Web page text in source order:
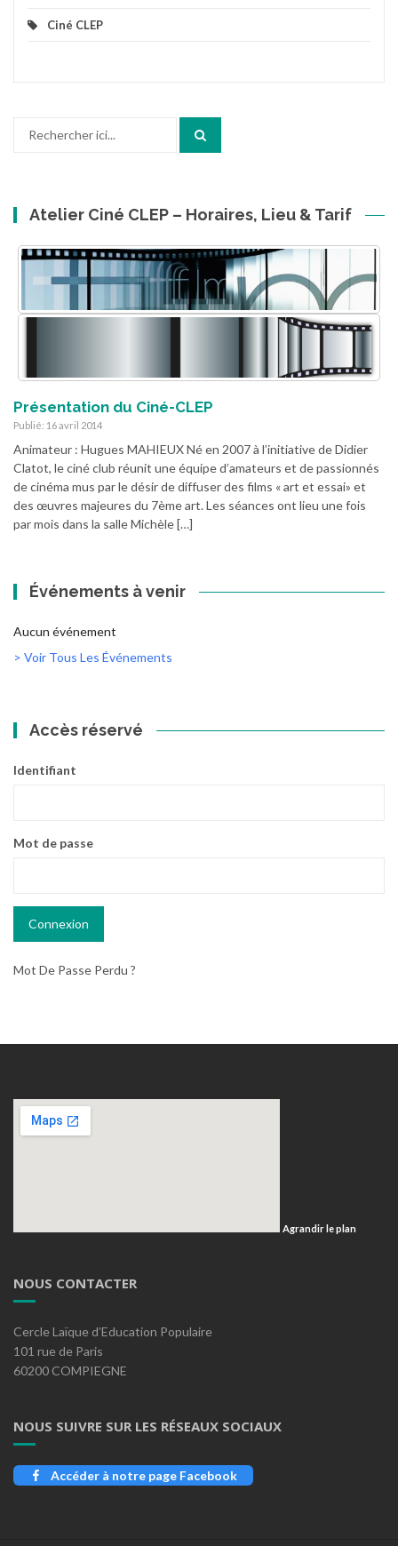
Ciné CLEP
Atelier Ciné CLEP – Horaires, Lieu & Tarif
Présentation du Ciné-CLEP
Publié: 16 avril 2014
Animateur : Hugues MAHIEUX Né en 2007 à l’initiative de Didier
Clatot, le ciné club réunit une équipe d’amateurs et de passionnés
de cinéma mus par le désir de diffuser des films « art et essai» et
des œuvres majeures du 7ème art. Les séances ont lieu une fois
par mois dans la salle Michèle […]
Événements à venir
Aucun événement
> Voir Tous Les Événements
Accès réservé
Identifiant
Mot de passe
Mot De Passe Perdu ?
Agrandir le plan
NOUS CONTACTER
Cercle Laïque d’Education Populaire
101 rue de Paris
60200 COMPIEGNE
NOUS SUIVRE SUR LES RÉSEAUX SOCIAUX
Accéder à notre page Facebook